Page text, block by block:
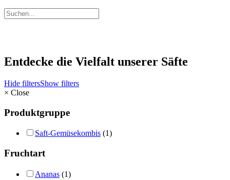
Entdecke die Vielfalt unserer Säfte
Hide filtersShow filters
× Close
Produktgruppe
Saft-Gemüsekombis (1)
Fruchtart
Ananas (1)